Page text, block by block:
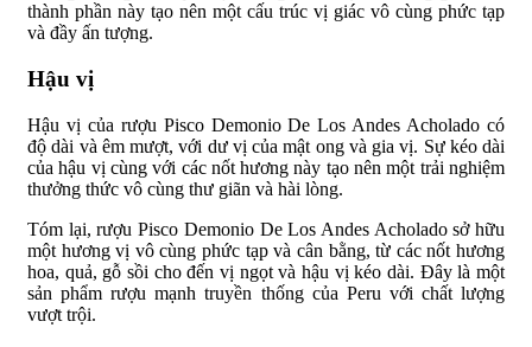
thành phần này tạo nên một cấu trúc vị giác vô cùng phức tạp
và đầy ấn tượng.
Hậu vị
Hậu vị của rượu Pisco Demonio De Los Andes Acholado có
độ dài và êm mượt, với dư vị của mật ong và gia vị. Sự kéo dài
của hậu vị cùng với các nốt hương này tạo nên một trải nghiệm
thưởng thức vô cùng thư giãn và hài lòng.
Tóm lại, rượu Pisco Demonio De Los Andes Acholado sở hữu
một hương vị vô cùng phức tạp và cân bằng, từ các nốt hương
hoa, quả, gỗ sồi cho đến vị ngọt và hậu vị kéo dài. Đây là một
sản phẩm rượu mạnh truyền thống của Peru với chất lượng
vượt trội.